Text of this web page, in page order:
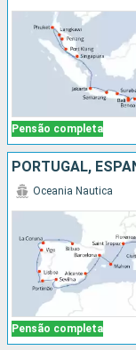
Pensão completa
PORTUGAL,
Pensão completa
Oceania Nautica